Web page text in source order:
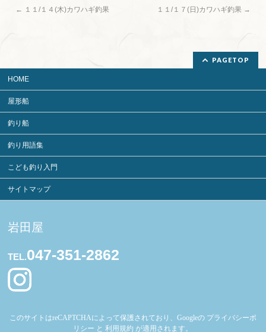
← １１/１４(木)カワハギ釣果 １１/１７(日)カワハギ釣果 →
PAGETOP
HOME
屋形船
釣り船
釣り用語集
こども釣り入門
サイトマップ
岩田屋
TEL.047-351-2862
このサイトはreCAPTCHAによって保護されており、Googleの プライバシーポ
リシー と利用規約 が適用されます。